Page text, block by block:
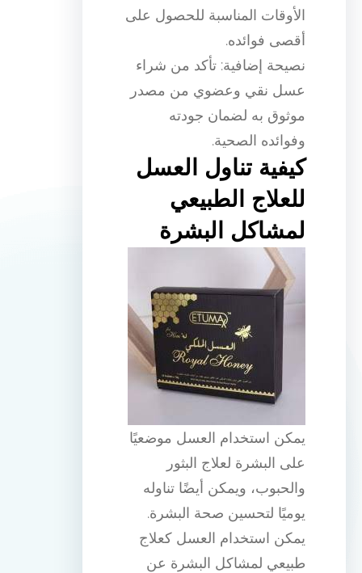
الأوقات المناسبة للحصول على
أقصى فوائده.
نصيحة إضافية: تأكد من شراء
عسل نقي وعضوي من مصدر
موثوق به لضمان جودته
وفوائده الصحية.
كيفية تناول العسل
للعلاج الطبيعي
لمشاكل البشرة
يمكن استخدام العسل موضعيًا
على البشرة لعلاج البثور
والحبوب، ويمكن أيضًا تناوله
يوميًا لتحسين صحة البشرة.
يمكن استخدام العسل كعلاج
طبيعي لمشاكل البشرة عن